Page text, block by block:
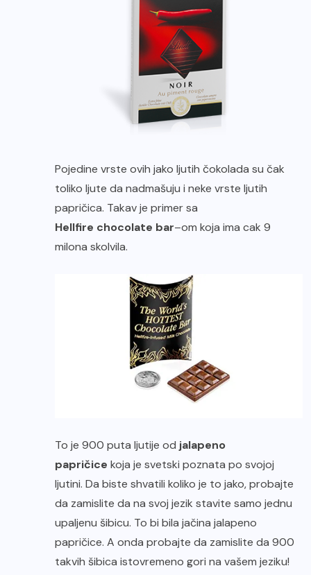
Pojedine vrste ovih jako ljutih čokolada su čak
toliko ljute da nadmašuju i neke vrste ljutih
papričica. Takav je primer sa
Hellfire chocolate bar–om koja ima cak 9
milona skolvila.
To je 900 puta ljutije od jalapeno
papričice koja je svetski poznata po svojoj
ljutini. Da biste shvatili koliko je to jako, probajte
da zamislite da na svoj jezik stavite samo jednu
upaljenu šibicu. To bi bila jačina jalapeno
papričice. A onda probajte da zamislite da 900
takvih šibica istovremeno gori na vašem jeziku!